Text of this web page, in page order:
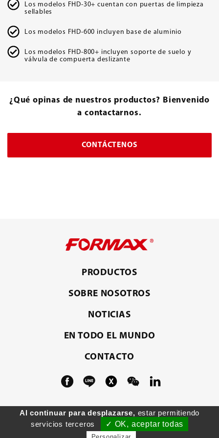
Los modelos FHD-30+ cuentan con puertas de limpieza
sellables
Los modelos FHD-600 incluyen base de aluminio
Los modelos FHD-800+ incluyen soporte de suelo y
válvula de compuerta deslizante
¿Qué opinas de nuestros productos? Bienvenido
a contactarnos.
CONTÁCTENOS
PRODUCTOS
SOBRE NOSOTROS
NOTICIAS
EN TODO EL MUNDO
CONTACTO
Copyright © Formax Plastics Automation, Inc. |PRM-
Taiwán Diseñado por Polaris
Al continuar para desplazarse, estar permitiendo
servicios terceros
✓ OK, aceptar todas